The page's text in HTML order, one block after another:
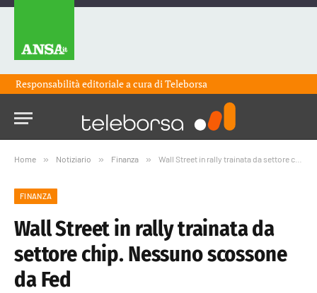
Responsabilità editoriale a cura diTeleborsa
Home » Notiziario » Finanza » Wall Street in rally trainata da settore chip. Nessuno scossone da Fed
FINANZA
Wall Street in rally trainata da
settore chip. Nessuno scossone
da Fed